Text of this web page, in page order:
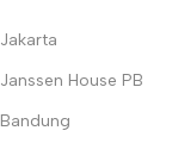
Jakarta
Janssen House PB
Bandung